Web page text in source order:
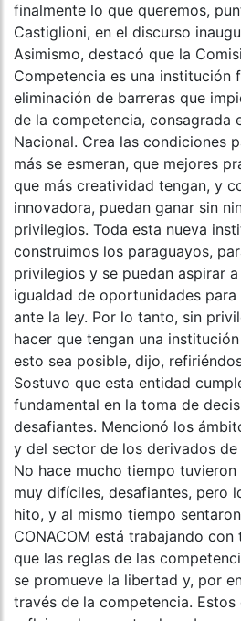
finalmente lo que queremos,
Castiglioni, en el discurso
Asimismo, destacó que la
Competencia es una institución
eliminación de barreras que
de la competencia, consagrada
Nacional. Crea las condiciones
más se esmeran, que mejores
que más creatividad tengan, y
innovadora, puedan ganar sin
privilegios. Toda esta nueva
construimos los paraguayos,
privilegios y se puedan aspirar
igualdad de oportunidades
ante la ley. Por lo tanto, sin
hacer que tengan una
esto sea posible, dijo,
Sostuvo que esta entidad
fundamental en la toma de
desafiantes. Mencionó los
y del sector de los derivados
No hace mucho tiempo
muy difíciles, desafiantes, pero
hito, y al mismo tiempo
CONACOM está trabajando
que las reglas de las
se promueve la libertad y, por
través de la competencia.